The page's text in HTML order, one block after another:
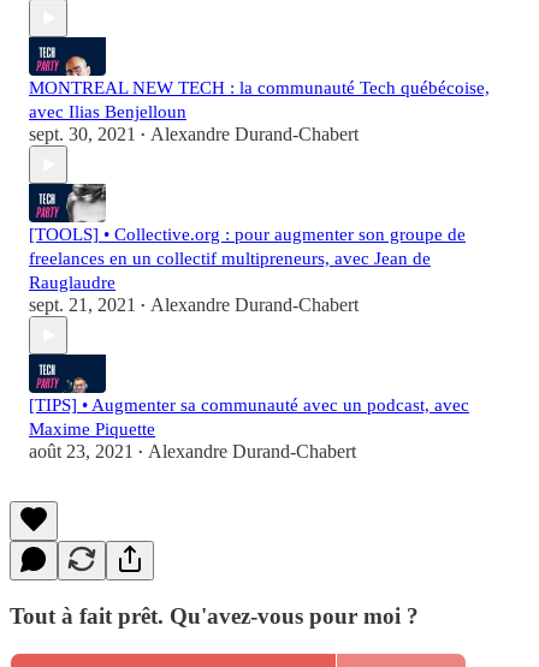
MONTREAL NEW TECH : la communauté Tech québécoise,
avec Ilias Benjelloun
sept. 30, 2021 • Alexandre Durand-Chabert
[TOOLS] • Collective.org : pour augmenter son groupe de
freelances en un collectif multipreneurs, avec Jean de
Rauglaudre
sept. 21, 2021 • Alexandre Durand-Chabert
[TIPS] • Augmenter sa communauté avec un podcast, avec
Maxime Piquette
août 23, 2021 • Alexandre Durand-Chabert
Tout à fait prêt. Qu'avez-vous pour moi ?